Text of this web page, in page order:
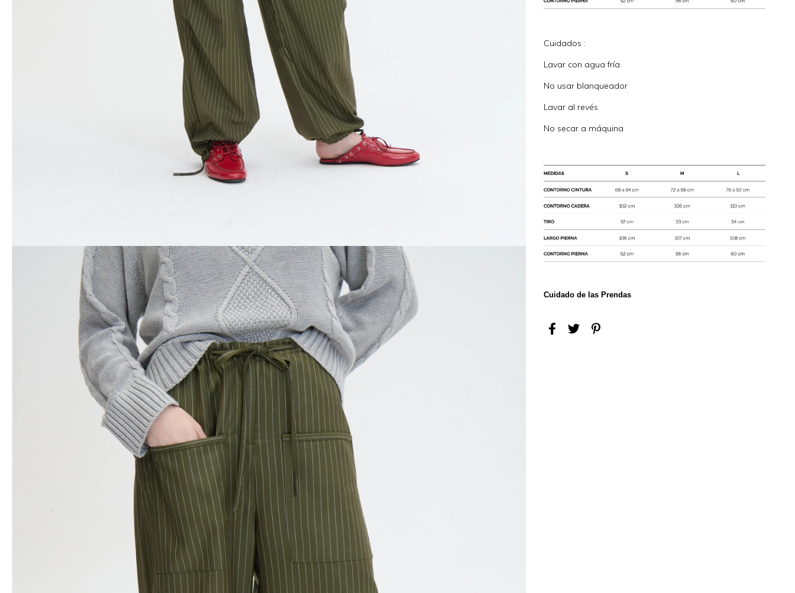
Cuidados :
Lavar con agua fría
No usar blanqueador
Lavar al revés
No secar a máquina
Cuidado de las Prendas